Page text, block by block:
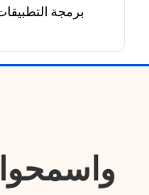
برمجة